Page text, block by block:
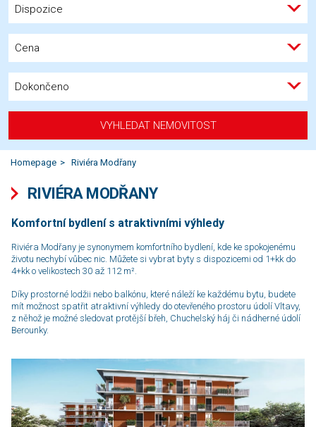
Dispozice
Cena
Dokončeno
VYHLEDAT NEMOVITOST
Homepage Riviéra Modřany
RIVIÉRA MODŘANY
Komfortní bydlení s atraktivními výhledy
Riviéra Modřany je synonymem komfortního bydlení, kde ke spokojenému
životu nechybí vůbec nic. Můžete si vybrat byty s dispozicemi od 1+kk do
4+kk o ve­li­kos­tech 30 až 112 m².
Díky prostorné lodžii nebo balkónu, které náleží ke každému bytu, budete
mít mož­nost spatřit atraktivní výhledy do otevřeného prostoru údolí Vltavy,
z něhož je možné sledovat protější břeh, Chuchelský háj či nádherné údolí
Berounky.